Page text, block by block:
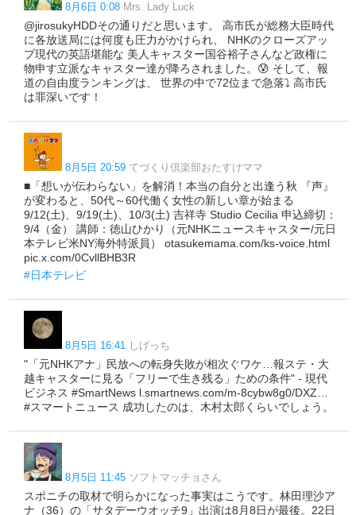
8月6日 0:08 Mrs. Lady Luck
@jirosukyHDDその通りだと思います。 高市氏が総務大臣時代
に各放送局には何度も圧力がかけられ、 NHKのクローズアッ
プ現代の英語堪能な 美人キャスター国谷裕子さんなど政権に
物申す立派なキャスター達が降ろされました。😰 そして、報
道の自由度ランキングは、 世界の中で72位まで急落⤵️ 高市氏
は罪深いです！
8月5日 20:59 てづくり倶楽部おたすけママ
■「想いが伝わらない」を解消！本当の自分と出逢う秋 『声』
が変わると、50代～60代働く女性の新しい章が始まる
9/12(土)、9/19(土)、10/3(土) 吉祥寺 Studio Cecilia 申込締切：
9/4（金） 講師：徳山ひかり（元NHKニュースキャスター/元日
本テレビ米NY海外特派員） otasukemama.com/ks-voice.html
pic.x.com/0CvllBHB3R
#日本テレビ
8月5日 16:41 しげっち
"「元NHKアナ」民放への転身失敗が相次ぐワケ…報ステ・大
越キャスターに見る「フリーで生き残る」ための条件" - 現代
ビジネス #SmartNews l.smartnews.com/m-8cybw8g0/DXZ…
#スマートニュース 成功したのは、木村太郎くらいでしょう。
8月5日 11:45 ソフトマッチョさん
スポニチの取材で明らかになった事実はこうです。林田理沙ア
ナ（36）の「サタデーウオッチ9」出演は8月8日が最後。22日